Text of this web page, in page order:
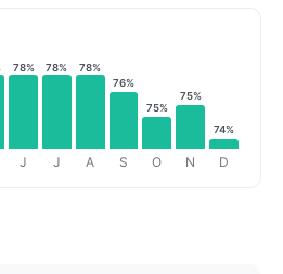
78%
J
78%
J
78%
A
76%
S
75%
O
75%
N
74%
D